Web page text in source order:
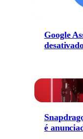
Google
é